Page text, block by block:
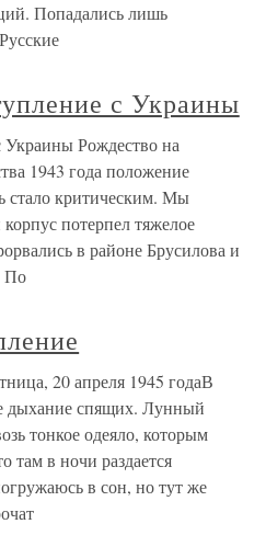
Попадались лишь
с Украины
Рождество на
1943 года положение
критическим. Мы
потерпел тяжелое
в районе Брусилова и
По
20 апреля 1945 годаВ
спящих. Лунный
тонкое одеяло, которым
там в ночи раздается
в сон, но тут же